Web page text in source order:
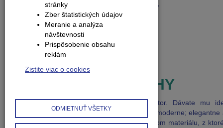
Produkty
Plávajúce podlahy
Dlažba, kameň
PLÁVAJÚCE PODLAHY
Výberom plávajúcej podlahy definujete priestor. Dávate mu
Chcete, aby miestnosť pôsobila klasicky alebo moderne; elegantne
uvoľnene a neviazane? Všetko vyjadríte výberom materiálu, z
stránky
Zber štatistických údajov
Meranie a analýza
návštevnosti
Prispôsobenie obsahu
reklám
Zistite viac o cookies
ODMIETNUŤ VŠETKY